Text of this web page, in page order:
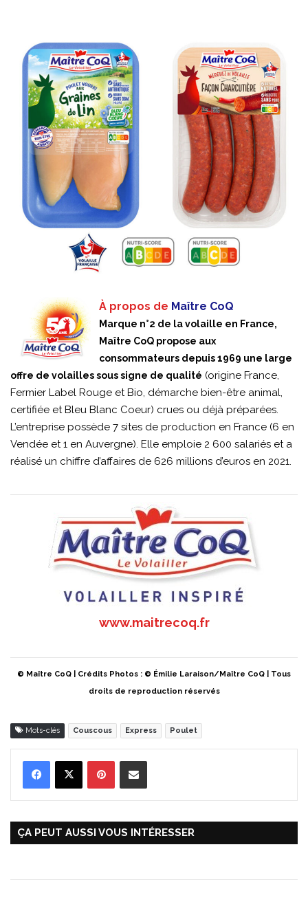
À propos de Maître CoQ
Marque n°2 de la volaille en France,
Maître CoQ propose aux
consommateurs depuis 1969 une large
offre de volailles sous signe de qualité (origine France,
Fermier Label Rouge et Bio, démarche bien-être animal,
certifiée et Bleu Blanc Coeur) crues ou déjà préparées.
L’entreprise possède 7 sites de production en France (6 en
Vendée et 1 en Auvergne). Elle emploie 2 600 salariés et a
réalisé un chiffre d’affaires de 626 millions d’euros en 2021.
www.maitrecoq.fr
© Maître CoQ | Crédits Photos : © Émilie Laraison/Maître CoQ | Tous
droits de reproduction réservés
Mots-clés Couscous Express Poulet
ÇA PEUT AUSSI VOUS INTÉRESSER